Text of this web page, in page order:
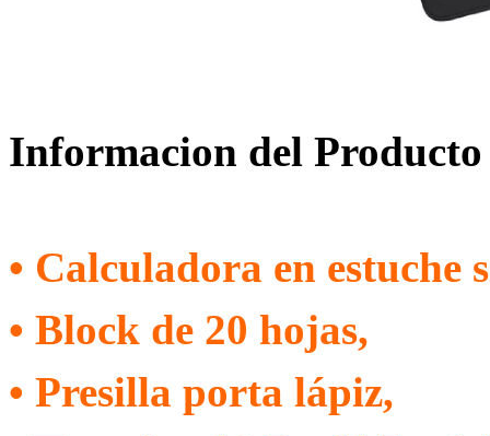
Informacion del Producto
• Calculadora en estuche
• Block de 20 hojas,
• Presilla porta lápiz,